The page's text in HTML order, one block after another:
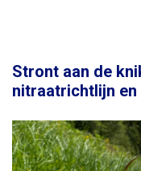
Stront aan de
nitraatrichtlijn en